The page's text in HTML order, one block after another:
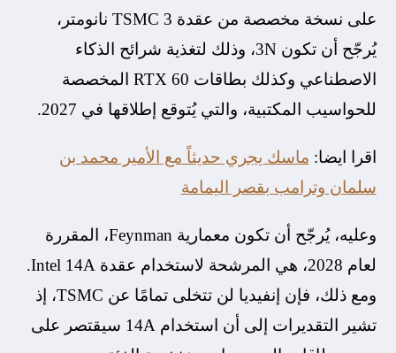
على نسخة مخصصة من عقدة TSMC 3 نانومتر،
يُرجّح أن تكون 3N، وذلك لتغذية شرائح الذكاء
الاصطناعي وكذلك بطاقات RTX 60 المخصصة
للحواسيب المكتبية، والتي يُتوقع إطلاقها في 2027.
اقرا ايضا: ماسك يجري حديثاً مع الأمير محمد بن
سلمان وترامب بقصر اليمامة
وعليه، يُرجّح أن تكون معمارية Feynman، المقررة
لعام 2028، هي المرشحة لاستخدام عقدة Intel 14A.
ومع ذلك، فإن إنفيديا لن تتخلى تمامًا عن TSMC، إذ
تشير التقديرات إلى أن استخدام 14A سيقتصر على